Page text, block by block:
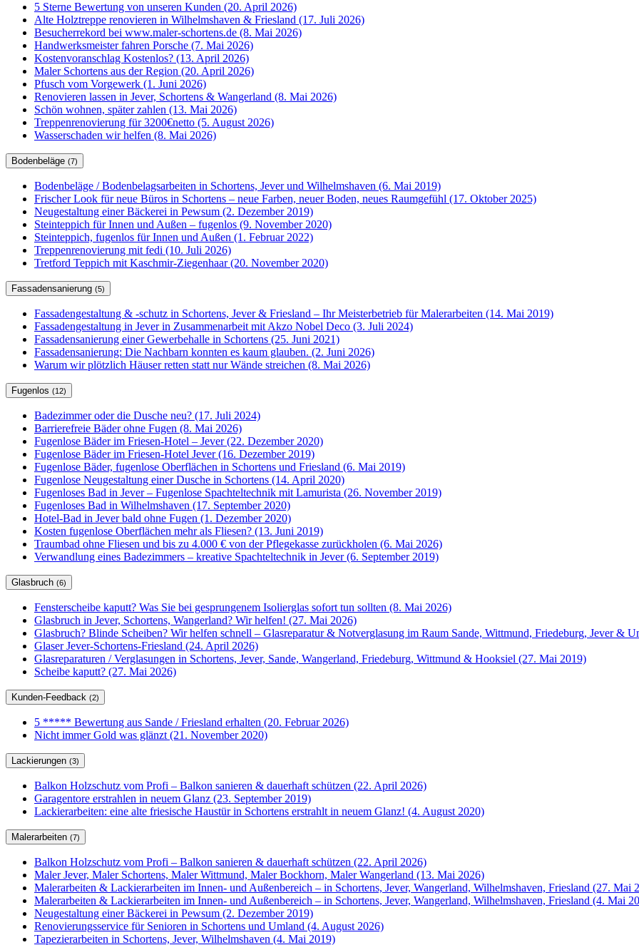
5 Sterne Bewertung von unseren Kunden (20. April 2026)
Alte Holztreppe renovieren in Wilhelmshaven & Friesland (17. Juli 2026)
Besucherrekord bei www.maler-schortens.de (8. Mai 2026)
Handwerksmeister fahren Porsche (7. Mai 2026)
Kostenvoranschlag Kostenlos? (13. April 2026)
Maler Schortens aus der Region (20. April 2026)
Pfusch vom Vorgewerk (1. Juni 2026)
Renovieren lassen in Jever, Schortens & Wangerland (8. Mai 2026)
Schön wohnen, später zahlen (13. Mai 2026)
Treppenrenovierung für 3200€netto (5. August 2026)
Wasserschaden wir helfen (8. Mai 2026)
Bodenbeläge (7)
Bodenbeläge / Bodenbelagsarbeiten in Schortens, Jever und Wilhelmshaven (6. Mai 2019)
Frischer Look für neue Büros in Schortens – neue Farben, neuer Boden, neues Raumgefühl (17. Oktober 2025)
Neugestaltung einer Bäckerei in Pewsum (2. Dezember 2019)
Steinteppich für Innen und Außen – fugenlos (9. November 2020)
Steinteppich, fugenlos für Innen und Außen (1. Februar 2022)
Treppenrenovierung mit fedi (10. Juli 2026)
Tretford Teppich mit Kaschmir-Ziegenhaar (20. November 2020)
Fassadensanierung (5)
Fassadengestaltung & -schutz in Schortens, Jever & Friesland – Ihr Meisterbetrieb für Malerarbeiten (14. Mai 2019)
Fassadengestaltung in Jever in Zusammenarbeit mit Akzo Nobel Deco (3. Juli 2024)
Fassadensanierung einer Gewerbehalle in Schortens (25. Juni 2021)
Fassadensanierung: Die Nachbarn konnten es kaum glauben. (2. Juni 2026)
Warum wir plötzlich Häuser retten statt nur Wände streichen (8. Mai 2026)
Fugenlos (12)
Badezimmer oder die Dusche neu? (17. Juli 2024)
Barrierefreie Bäder ohne Fugen (8. Mai 2026)
Fugenlose Bäder im Friesen-Hotel – Jever (22. Dezember 2020)
Fugenlose Bäder im Friesen-Hotel Jever (16. Dezember 2019)
Fugenlose Bäder, fugenlose Oberflächen in Schortens und Friesland (6. Mai 2019)
Fugenlose Neugestaltung einer Dusche in Schortens (14. April 2020)
Fugenloses Bad in Jever – Fugenlose Spachteltechnik mit Lamurista (26. November 2019)
Fugenloses Bad in Wilhelmshaven (17. September 2020)
Hotel-Bad in Jever bald ohne Fugen (1. Dezember 2020)
Kosten fugenlose Oberflächen mehr als Fliesen? (13. Juni 2019)
Traumbad ohne Fliesen und bis zu 4.000 € von der Pflegekasse zurückholen (6. Mai 2026)
Verwandlung eines Badezimmers – kreative Spachteltechnik in Jever (6. September 2019)
Glasbruch (6)
Fensterscheibe kaputt? Was Sie bei gesprungenem Isolierglas sofort tun sollten (8. Mai 2026)
Glasbruch in Jever, Schortens, Wangerland? Wir helfen! (27. Mai 2026)
Glasbruch? Blinde Scheiben? Wir helfen schnell – Glasreparatur & Notverglasung im Raum Sande, Wittmund, Friedeburg, Jever &
Glaser Jever-Schortens-Friesland (24. April 2026)
Glasreparaturen / Verglasungen in Schortens, Jever, Sande, Wangerland, Friedeburg, Wittmund & Hooksiel (27. Mai 2019)
Scheibe kaputt? (27. Mai 2026)
Kunden-Feedback (2)
5 ***** Bewertung aus Sande / Friesland erhalten (20. Februar 2026)
Nicht immer Gold was glänzt (21. November 2020)
Lackierungen (3)
Balkon Holzschutz vom Profi – Balkon sanieren & dauerhaft schützen (22. April 2026)
Garagentore erstrahlen in neuem Glanz (23. September 2019)
Lackierarbeiten: eine alte friesische Haustür in Schortens erstrahlt in neuem Glanz! (4. August 2020)
Malerarbeiten (7)
Balkon Holzschutz vom Profi – Balkon sanieren & dauerhaft schützen (22. April 2026)
Maler Jever, Maler Schortens, Maler Wittmund, Maler Bockhorn, Maler Wangerland (13. Mai 2026)
Malerarbeiten & Lackierarbeiten im Innen- und Außenbereich – in Schortens, Jever, Wangerland, Wilhelmshaven, Friesland (27. Mai
Malerarbeiten & Lackierarbeiten im Innen- und Außenbereich – in Schortens, Jever, Wangerland, Wilhelmshaven, Friesland (4. Mai
Neugestaltung einer Bäckerei in Pewsum (2. Dezember 2019)
Renovierungsservice für Senioren in Schortens und Umland (4. August 2026)
Tapezierarbeiten in Schortens, Jever, Wilhelmshaven (4. Mai 2019)